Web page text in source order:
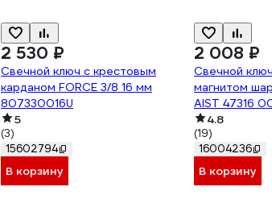
2 530 ₽
Свечной ключ с крестовым
карданом FORCE 3/8 16 мм
807330016U
5
(3)
15602794
В корзину
2 008 ₽
Свечной
магнитом
AIST 47316
4.8
(19)
16004236
В корзину